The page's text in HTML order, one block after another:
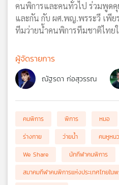
คนพิการและคนทั่วไป ร่วมพูดคุ
และกัน กับ ผศ.พญ.พรระวี เพี
ทีมว่ายน้ำคนพิการทีมชาติไทยใ
ผู้จัดรายการ
ณัฐรดา ก่อสุวรรณ
คนพิการ พิการ หมอ
ร่างกาย
ว่ายน้ำ คนหูหน
We Share
นักกีฬาคนพิการ
สมาคมกีฬาคนพิการแห่งประเทศไทยใน